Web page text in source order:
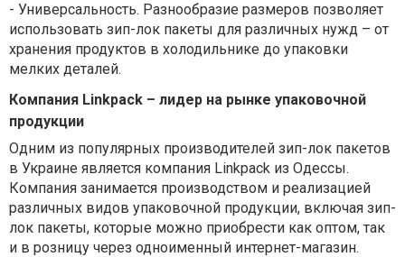
- Универсальность. Разнообразие размеров позволяет
использовать зип-лок пакеты для различных нужд – от
хранения продуктов в холодильнике до упаковки
мелких деталей.
Компания Linkpack – лидер на рынке упаковочной
продукции
Одним из популярных производителей зип-лок пакетов
в Украине является компания Linkpack из Одессы.
Компания занимается производством и реализацией
различных видов упаковочной продукции, включая зип-
лок пакеты, которые можно приобрести как оптом, так
и в розницу через одноименный интернет-магазин.